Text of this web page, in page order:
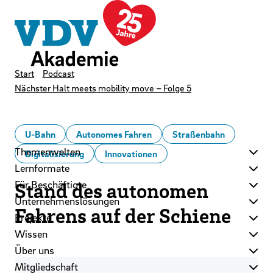
Zum Hauptinhalt der Seite springen
Zur Startseite navigieren
Themenwelten
Lernformate
Für Beschäftigte
Unternehmenslösungen
Projekte
Wissen
Über uns
Mitgliedschaft
Start
Podcast
Nächster Halt meets mobility move – Folge 5
U-Bahn Autonomes Fahren
Straßenbahn
Digitalisierung
Innovationen
Stand des autonomen
Fahrens auf der Schiene